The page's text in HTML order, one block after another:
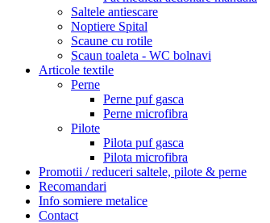
Saltele antiescare
Noptiere Spital
Scaune cu rotile
Scaun toaleta - WC bolnavi
Articole textile
Perne
Perne puf gasca
Perne microfibra
Pilote
Pilota puf gasca
Pilota microfibra
Promotii / reduceri saltele, pilote & perne
Recomandari
Info somiere metalice
Contact